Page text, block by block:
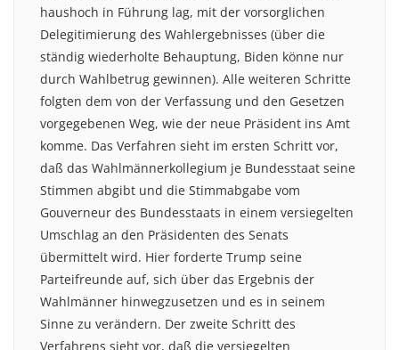
haushoch in Führung lag, mit der vorsorglichen
Delegitimierung des Wahlergebnisses (über die
ständig wiederholte Behauptung, Biden könne nur
durch Wahlbetrug gewinnen). Alle weiteren Schritte
folgten dem von der Verfassung und den Gesetzen
vorgegebenen Weg, wie der neue Präsident ins Amt
komme. Das Verfahren sieht im ersten Schritt vor,
daß das Wahlmännerkollegium je Bundesstaat seine
Stimmen abgibt und die Stimmabgabe vom
Gouverneur des Bundesstaats in einem versiegelten
Umschlag an den Präsidenten des Senats
übermittelt wird. Hier forderte Trump seine
Parteifreunde auf, sich über das Ergebnis der
Wahlmänner hinwegzusetzen und es in seinem
Sinne zu verändern. Der zweite Schritt des
Verfahrens sieht vor, daß die versiegelten